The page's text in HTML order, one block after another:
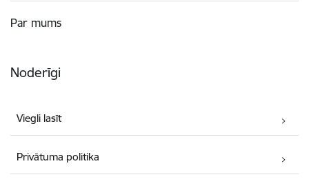
Par mums
Noderīgi
Viegli lasīt
Privātuma politika